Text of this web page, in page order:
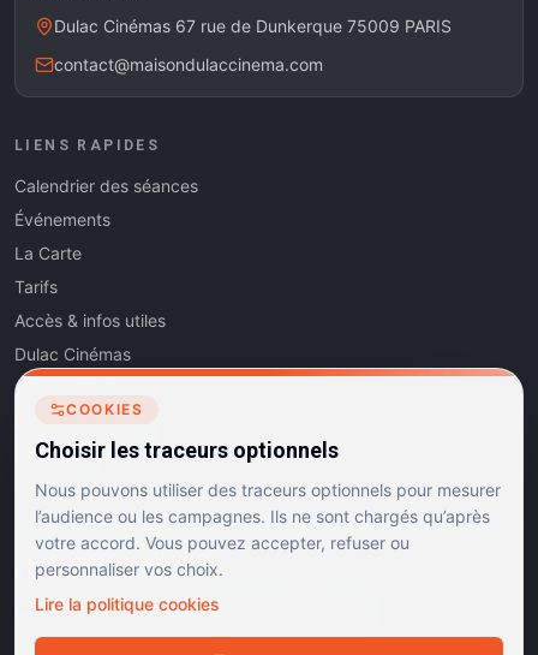
Dulac Cinémas 67 rue de Dunkerque 75009 PARIS
contact@maisondulaccinema.com
LIENS RAPIDES
Calendrier des séances
Événements
La Carte
Tarifs
Accès & infos utiles
Dulac Cinémas
Cinéma5
Les Dits de l'Art
Contact
RÉSEAUX SOCIAUX
Instagram Facebook Linkedin
COOKIES
Choisir les traceurs optionnels
Nous pouvons utiliser des traceurs optionnels pour mesurer
l’audience ou les campagnes. Ils ne sont chargés qu’après
votre accord. Vous pouvez accepter, refuser ou
personnaliser vos choix.
Lire la politique cookies